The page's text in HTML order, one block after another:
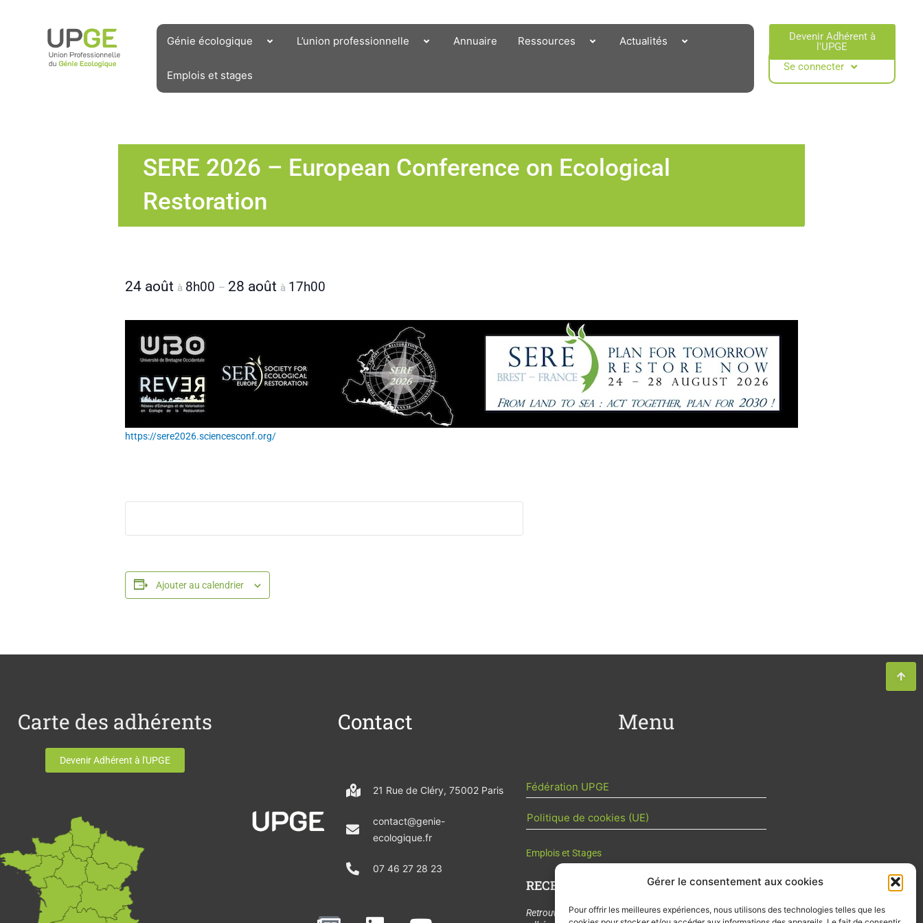
Gérer le consentement aux cookies
Pour offrir les meilleures expériences, nous utilisons des technologies telles que les
Génie écologique L’union professionnelle Annuaire Ressources Actualités
Emplois et stages
Devenir Adhérent à
l'UPGE​
Se connecter
SERE 2026 – European Conference on Ecological
Restoration
24 août à 8h00 – 28 août à 17h00
https://sere2026.sciencesconf.org/
Ajouter au calendrier
Carte des adhérents
Devenir Adhérent à l'UPGE
Contact
21 Rue de Cléry, 75002 Paris
contact@genie-
ecologique.fr
07 46 27 28 23
N L Y
Menu
Fédération UPGE
Politique de cookies (UE)
Emplois et Stages
RECEVOIR L'ACTU DE LA FILIÈRE
Retrouvez tous les mois les articles terrain de nos